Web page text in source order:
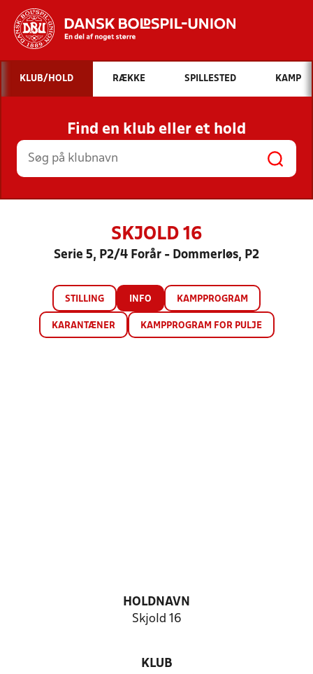
Hvad vil du søge efter?
INDHOLD OG NYHEDER
STILLINGER, RESULTATER, KLUBBER OG
HOLD
KLUB/HOLD RÆKKE SPILLESTED KAMP
Find en klub eller et hold
SKJOLD 16
Serie 5, P2/4 Forår - Dommerløs, P2
STILLING INFO KAMPPROGRAM
KARANTÆNER KAMPPROGRAM FOR PULJE
HOLDNAVN
Skjold 16
KLUB